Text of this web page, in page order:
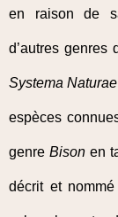
en raison de
d’autres genres
Systema Naturae
espèces
genre Bisonen
décrit et